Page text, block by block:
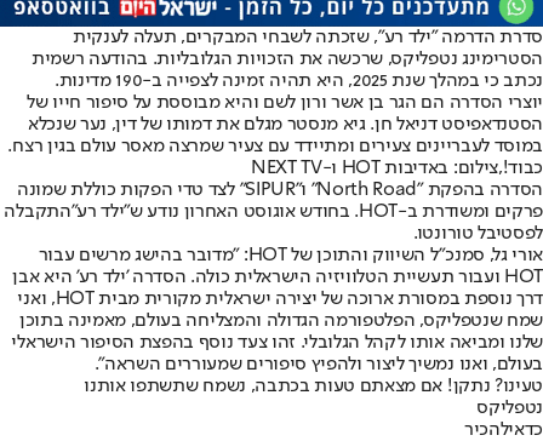
סדרת הדרמה "ילד רע", שזכתה לשבחי המבקרים, תעלה לענקית
הסטרימינג נטפליקס, שרכשה את הזכויות הגלובליות. בהודעה רשמית
נכתב כי במהלך שנת 2025, היא תהיה זמינה לצפייה ב-190 מדינות.
יוצרי הסדרה הם הגר בן אשר ורון לשם והיא מבוססת על סיפור חייו של
הסטנדאפיסט דניאל חן. גיא מנסטר מגלם את דמותו של דין, נער שנכלא
במוסד לעבריינים צעירים ומתיידד עם צעיר שמרצה מאסר עולם בגין רצח.
כבוד!,צילום: באדיבות HOT ו-NEXT TV
הסדרה בהפקת "North Road" ו"SIPUR" לצד טדי הפקות כוללת שמונה
פרקים ומשודרת ב-HOT. בחודש אוגוסט האחרון נודע ש"ילד רע"
התקבלה
לפסטיבל טורונטו.
אורי גל, סמנכ"ל השיווק והתוכן של HOT: "מדובר בהישג מרשים עבור
HOT ועבור תעשיית הטלוויזיה הישראלית כולה. הסדרה 'ילד רע' היא אבן
דרך נוספת במסורת ארוכה של יצירה ישראלית מקורית מבית HOT, ואני
שמח שנטפליקס, הפלטפורמה הגדולה והמצליחה בעולם, מאמינה בתוכן
שלנו ומביאה אותו לקהל הגלובלי. זהו צעד נוסף בהפצת הסיפור הישראלי
בעולם, ואנו נמשיך ליצור ולהפיץ סיפורים שמעוררים השראה".
טעינו? נתקן! אם מצאתם טעות בכתבה, נשמח שתשתפו אותנו
נטפליקס
כדאילהכיר